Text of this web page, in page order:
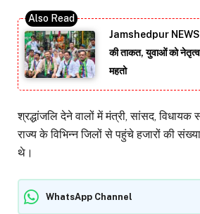
Jamshedpur NEWS:
की ताकत, युवाओं को
महतो
श्रद्धांजलि देने वालों में मंत्री, सांसद, विधायक
राज्य के विभिन्न जिलों से पहुंचे हजारों की
थे।
WhatsApp Channel